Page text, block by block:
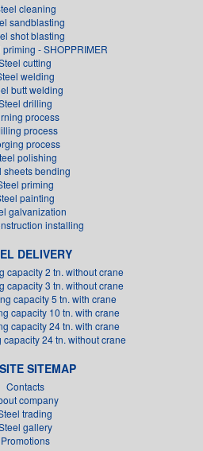
cleaning
sandblasting
shot blasting
- SHOPPRIMER
cutting
welding
butt welding
drilling
process
process
process
polishing
sheets bending
priming
painting
galvanization
installing
DELIVERY
capacity 2 tn. without crane
capacity 3 tn. without crane
capacity 5 tn. with crane
capacity 10 tn. with crane
capacity 24 tn. with crane
capacity 24 tn. without crane
SITEMAP
Contacts
company
trading
gallery
Promotions